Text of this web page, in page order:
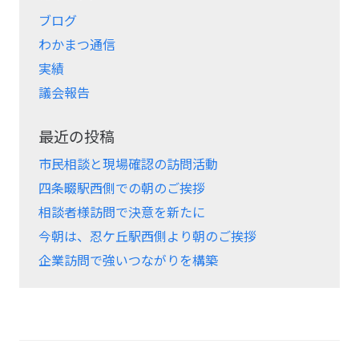
ブログ
わかまつ通信
実績
議会報告
最近の投稿
市民相談と現場確認の訪問活動
四条畷駅西側での朝のご挨拶
相談者様訪問で決意を新たに
今朝は、忍ケ丘駅西側より朝のご挨拶
企業訪問で強いつながりを構築